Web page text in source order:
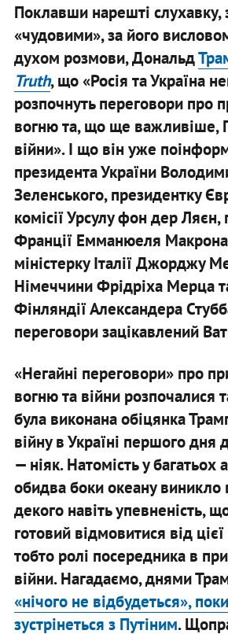
Поклавши нарешті слухавку,
«чудовими», за його
духом розмови, Дональд
Truth, що «Росія та Україна
розпочнуть переговори про
вогню та, що ще
війни». І що він уже
президента України
Зеленського, президентку
комісії Урсулу фон дер Ляєн,
Франції Емманюеля
міністерку Італії Джорджу
Німеччини Фрідріха Мерца
Фінляндії Александера
переговори зацікавлений
«Негайні переговори» про
вогню та війни розпочалися
була виконана обіцянка
війну в Україні першого дня
— ніяк. Натомість у багатьох
обидва боки океану виникло
декого навіть упевненість,
готовий відмовитися від
тобто ролі посередника в
війни.Нагадаємо, днями
«нічого не відбудеться»,
зустрінеться з Путіним.